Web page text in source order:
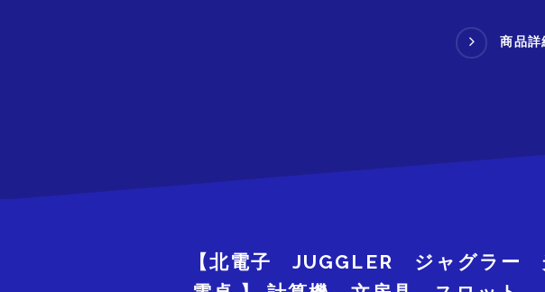
商品詳
【北電子 JUGGLER ジャグラー